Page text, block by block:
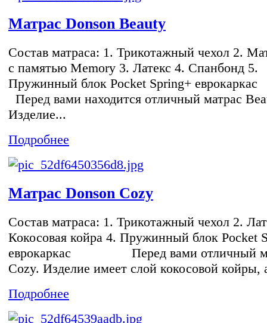
Матрас Donson Beauty
Состав матраса: 1. Трикотажный чехол 2.
с памятью Memory 3. Латекс 4. Спанбонд 5.
Пружинный блок Pocket Spring+
Перед вами находится отличный матрас
Изделие...
Подробнее
Матрас Donson Cozy
Состав матраса: 1. Трикотажный чехол 2.
Кокосовая койра 4. Пружинный блок Pocket
еврокаркас Перед вами отличный
Cozy. Изделие имеет слой кокосовой койры,
Подробнее